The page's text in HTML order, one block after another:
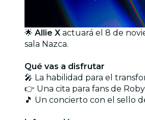
🌟 Allie X actuará el 8 de
sala Nazca.
Qué vas a disfrutar
🎤 La habilidad para el
👉 Una cita para fans de
🎵 Un concierto con el sello